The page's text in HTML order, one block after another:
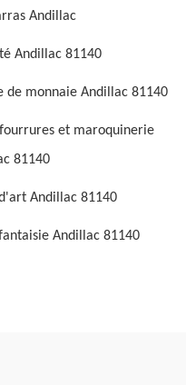
Andillac
Andillac 81140
monnaie Andillac 81140
et maroquinerie
81140
Andillac 81140
Andillac 81140